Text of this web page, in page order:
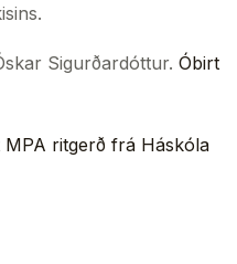
Sigurðardóttur. Óbirt
MPA ritgerð frá Háskóla